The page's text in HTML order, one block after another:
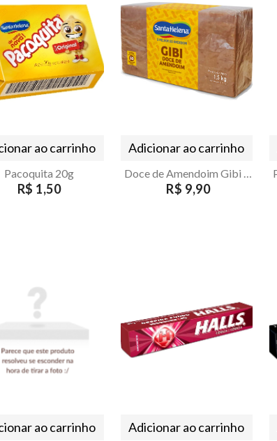
ao carrinho
Pacoquita 20g
R$ 1,50
Adicionar ao carrinho
Doce de Amendoim Gibi Santa Helena 7 unidades
R$ 9,90
ao carrinho Adicionar ao carrinho